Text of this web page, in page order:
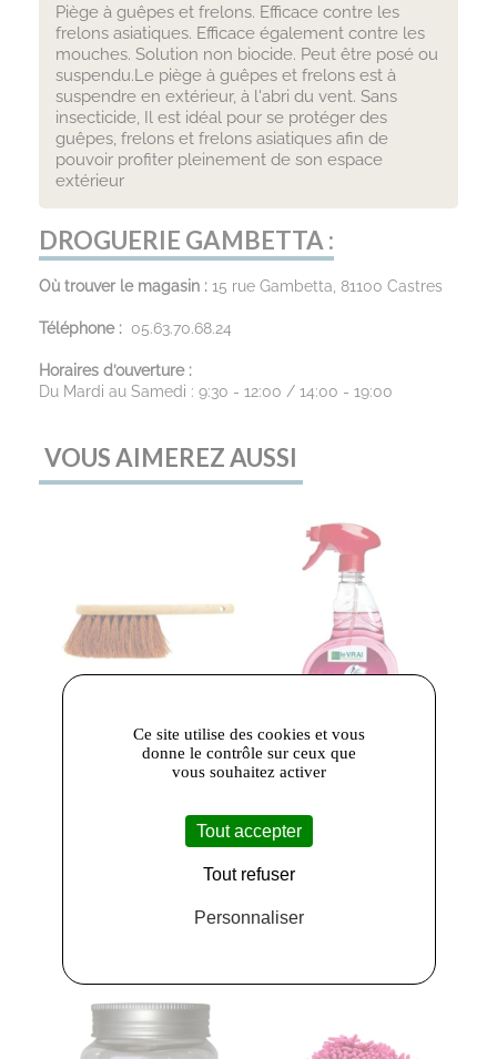
Piège à guêpes et frelons. Efficace contre les
frelons asiatiques. Efficace également contre les
mouches. Solution non biocide. Peut être posé ou
suspendu.Le piège à guêpes et frelons est à
suspendre en extérieur, à l'abri du vent. Sans
insecticide, Il est idéal pour se protéger des
guêpes, frelons et frelons asiatiques afin de
pouvoir profiter pleinement de son espace
extérieur
DROGUERIE GAMBETTA :
Où trouver le magasin : 15 rue Gambetta, 81100 Castres
Téléphone : 05.63.70.68.24
Horaires d’ouverture :
Du Mardi au Samedi : 9:30 - 12:00 / 14:00 - 19:00
VOUS AIMEREZ AUSSI
Balayette coco /
Monture bois - 3
rangs - Manche
Le Vrai
Détergent
Désinfectant,
Multicolore
Ce site utilise des cookies et vous
donne le contrôle sur ceux que
vous souhaitez activer
Tout accepter
Tout refuser
Personnaliser